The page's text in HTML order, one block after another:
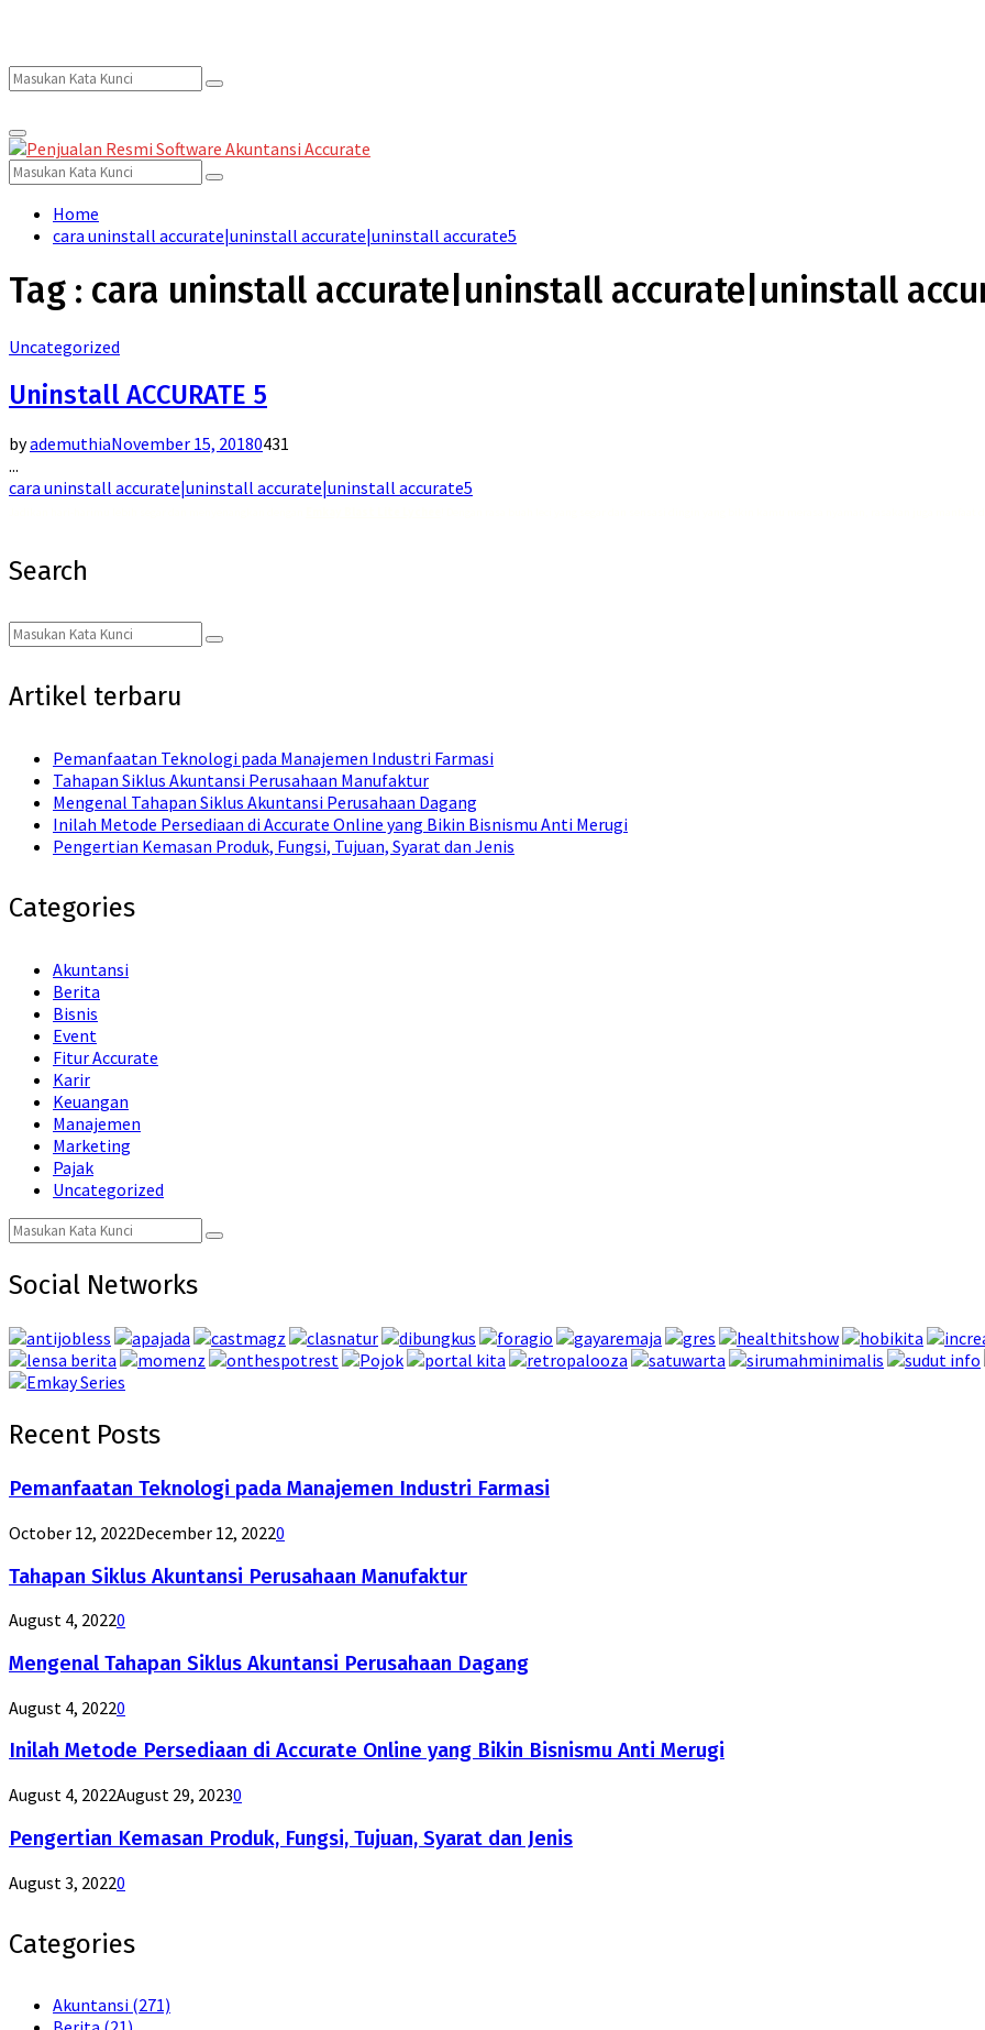
Search
for:
Search
Primary
Menu
Search
for:
Search
Home
cara uninstall accurate|uninstall accurate|uninstall accurate5
Tag : cara uninstall accurate|uninstall accurate|uninstall
Uncategorized
Uninstall ACCURATE 5
byademuthiaNovember 15, 20180431
...
cara uninstall accurate|uninstall accurate|uninstall accurate5
Search
Search
for:
Search
Artikel terbaru
Pemanfaatan Teknologi pada Manajemen Industri Farmasi
Tahapan Siklus Akuntansi Perusahaan Manufaktur
Mengenal Tahapan Siklus Akuntansi Perusahaan Dagang
Inilah Metode Persediaan di Accurate Online yang Bikin Bisnismu Anti Merugi
Pengertian Kemasan Produk, Fungsi, Tujuan, Syarat dan Jenis
Categories
Akuntansi
Berita
Bisnis
Event
Fitur Accurate
Karir
Keuangan
Manajemen
Marketing
Pajak
Uncategorized
Search
for:
Search
Social Networks
Recent Posts
Pemanfaatan Teknologi pada Manajemen Industri Farmasi
October 12, 2022December 12, 20220
Tahapan Siklus Akuntansi Perusahaan Manufaktur
August 4, 20220
Mengenal Tahapan Siklus Akuntansi Perusahaan Dagang
August 4, 20220
Inilah Metode Persediaan di Accurate Online yang Bikin Bisnismu Anti Merugi
August 4, 2022August 29, 20230
Pengertian Kemasan Produk, Fungsi, Tujuan, Syarat dan Jenis
August 3, 20220
Categories
Akuntansi (271)